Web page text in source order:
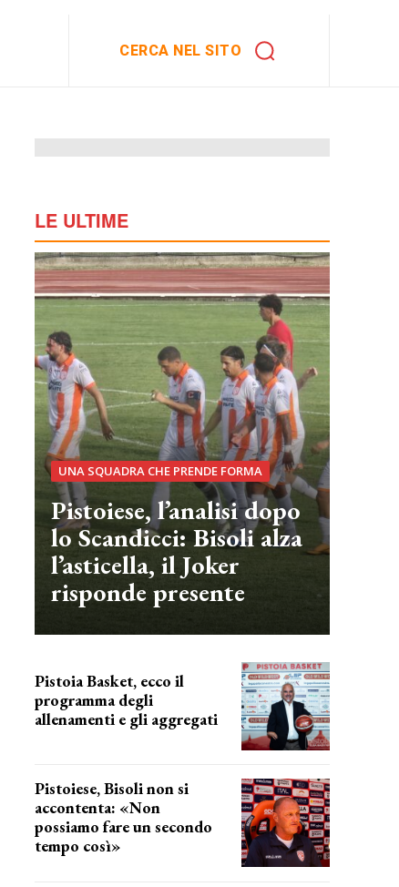
CERCA NEL SITO
LE ULTIME
UNA SQUADRA CHE PRENDE FORMA
Pistoiese, l’analisi dopo
lo Scandicci: Bisoli alza
l’asticella, il Joker
risponde presente
Pistoia Basket, ecco il
programma degli
allenamenti e gli aggregati
Pistoiese, Bisoli non si
accontenta: «Non
possiamo fare un secondo
tempo così»